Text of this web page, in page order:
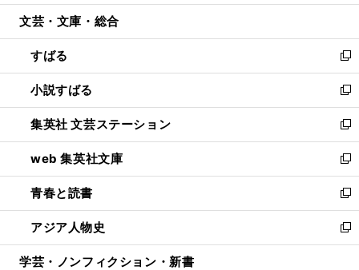
開
ウ
開
く
ン
ウ
で
開
く
ウ
ン
ド
ウ
で
開
く
文芸・文庫・総合
すばる
新
し
い
ウ
ィ
ン
ド
ウ
で
開
く
小説すばる
新
し
い
ウ
ィ
ン
ド
ウ
で
開
集英社 文芸ステーション
新
し
い
ウ
ィ
ン
ド
ウ
web 集英社文庫
新
し
い
ウ
ィ
ン
青春と読書
新
し
い
ウ
アジア人物史
新
し
学芸・ノンフィクション・新書